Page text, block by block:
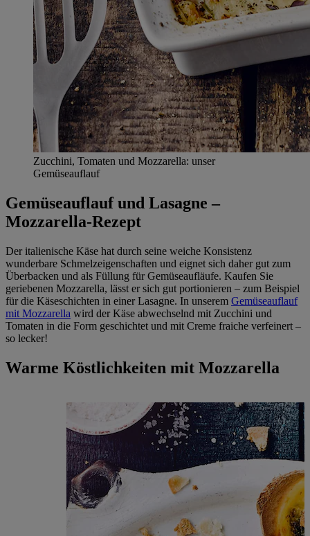
Zucchini, Tomaten und Mozzarella: unser
Gemüseauflauf
Gemüseauflauf und Lasagne –
Mozzarella-Rezept
Der italienische Käse hat durch seine weiche Konsistenz
wunderbare Schmelzeigenschaften und eignet sich daher gut zum
Überbacken und als Füllung für Gemüseaufläufe. Kaufen Sie
geriebenen Mozzarella, lässt er sich gut portionieren – zum Beispiel
für die Käseschichten in einer Lasagne. In unserem Gemüseauflauf
mit Mozzarella wird der Käse abwechselnd mit Zucchini und
Tomaten in die Form geschichtet und mit Creme fraiche verfeinert –
so lecker!
Warme Köstlichkeiten mit Mozzarella